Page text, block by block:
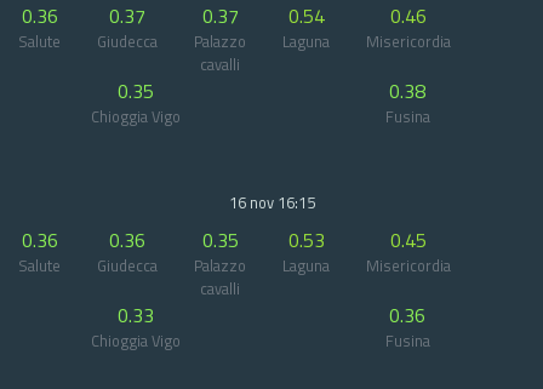
0.36
Salute
0.37
Giudecca
0.37
Palazzo
cavalli
0.54
Laguna
0.46
Misericordia
0.35
Chioggia Vigo
0.38
Fusina
16 nov 16:15
0.36
Salute
0.36
Giudecca
0.35
Palazzo
cavalli
0.53
Laguna
0.45
Misericordia
0.33
Chioggia Vigo
0.36
Fusina